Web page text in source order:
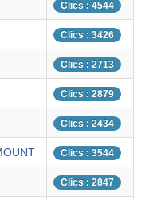
Clics : 4544
Clics : 3426
Clics : 2713
Clics : 2879
Clics : 2434
Clics : 3544
Clics : 2847